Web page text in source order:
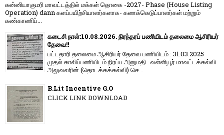
கன்னியாகுமரி மாவட்டத்தில் மக்கள் தொகை -2027- Phase (House Listing
Operation) dann களப்பயிற்சியாளர்களாக- கணக்கெடுப்பாளர்கள் மற்றும்
கண்காணிப்...
கடைசி நாள்:10.08.2026. நிரந்தரப் பணியிடம் தலைமை ஆசிரியர்
தேவை!!
பட்டதாரி தலைமை ஆசிரியர் தேவை பணியிடம் : 31.03.2025
முதல் காலிப்பணியிடம் நிரப்ப அனுமதி : வள்ளியூர் மாவட்டக்கல்வி
அலுவலரின் (தொடக்கக்கல்வி) செ...
B.Lit Incentive G.O
CLICK LINK DOWNLOAD